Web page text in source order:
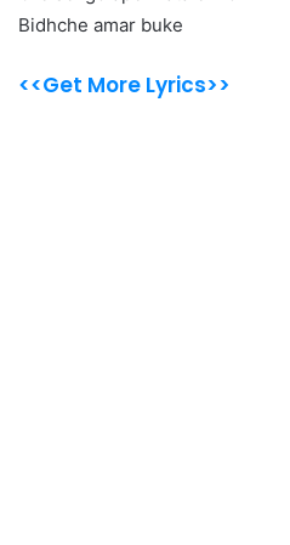
Bidhche amar buke
<<Get More Lyrics>>